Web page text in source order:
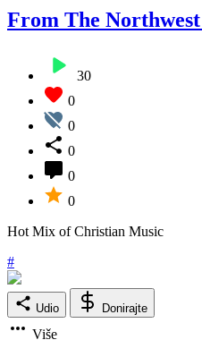
From The
30
0
0
0
0
0
Hot Mix of Christian Music
#
Udio Donirajte
Više